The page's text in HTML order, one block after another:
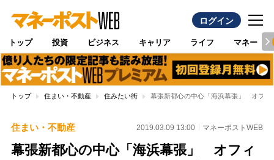
ログイン
トップ 投資 ビジネス キャリア ライフ マネー
トップ 住まい・不動産 住みたい街 幕張新都心の中心「海浜幕張」 オフィ
住まい・不動産 2019.03.09 13:00 マネーポストWEB
幕張新都心の中心「海浜幕張」 オフィ